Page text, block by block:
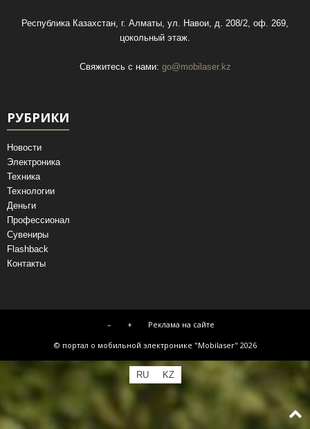
Республика Казахстан, г. Алматы, ул. Навои, д. 208/2, оф. 269,
цокольный этаж.
Свяжитесь с нами: go@mobilaser.kz
РУБРИКИ
Новости
Электроника
Техника
Технологии
Деньги
Профессионал
Сувениры
Flashback
Контакты
– +
Реклама на сайте
© портал о мобильной электронике "Mobilaser" 2026
RU KZ